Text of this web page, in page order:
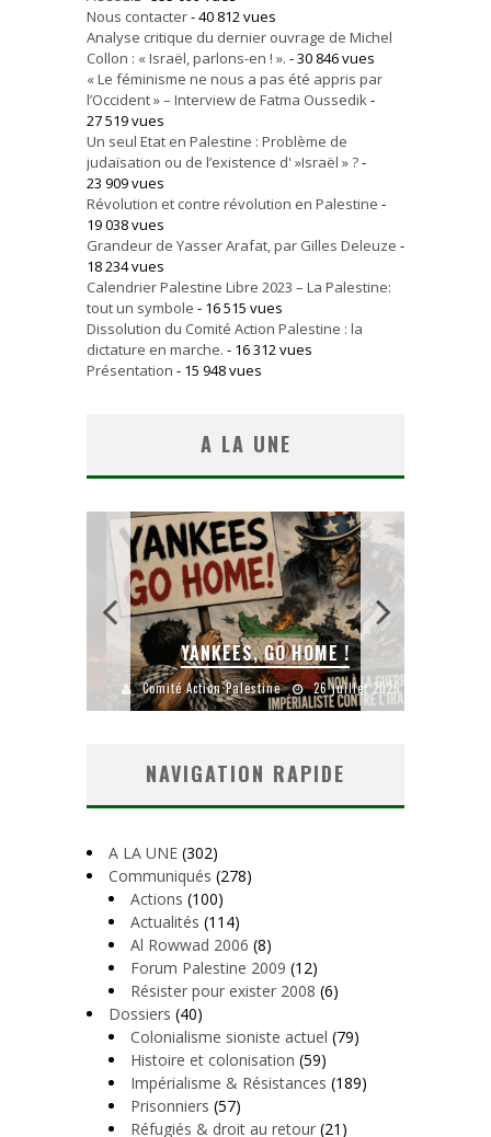
Nous contacter- 40 812 vues
Analyse critique du dernier ouvrage de Michel
Collon : « Israël, parlons-en ! ». - 30 846 vues
« Le féminisme ne nous a pas été appris par
l’Occident » – Interview de Fatma Oussedik -
27 519 vues
Un seul Etat en Palestine : Problème de
judaïsation ou de l’existence d' »Israël » ?-
23 909 vues
Révolution et contre révolution en Palestine -
19 038 vues
Grandeur de Yasser Arafat, par Gilles Deleuze -
18 234 vues
Calendrier Palestine Libre 2023 – La Palestine:
tout un symbole - 16 515 vues
Dissolution du Comité Action Palestine : la
dictature en marche. - 16 312 vues
Présentation - 15 948 vues
A LA UNE
YANKEES, GO HOME !
Comité Action Palestine 26 juillet 2026
NAVIGATION RAPIDE
A LA UNE (302)
Communiqués (278)
Actions (100)
Actualités (114)
Al Rowwad 2006 (8)
Forum Palestine 2009 (12)
Résister pour exister 2008 (6)
Dossiers (40)
Colonialisme sioniste actuel (79)
Histoire et colonisation (59)
Impérialisme & Résistances (189)
Prisonniers (57)
Réfugiés & droit au retour (21)